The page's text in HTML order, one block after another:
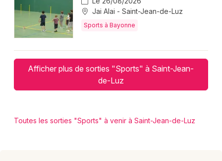
Jai Alai - Saint-Jean-de-Luz
Sports à Bayonne
Afficher plus de sorties "Sports" à Saint-Jean-
de-Luz
Toutes les sorties "Sports" à venir à Saint-Jean-de-Luz